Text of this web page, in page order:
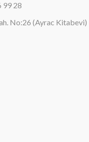
99 28
No:26 (Ayrac